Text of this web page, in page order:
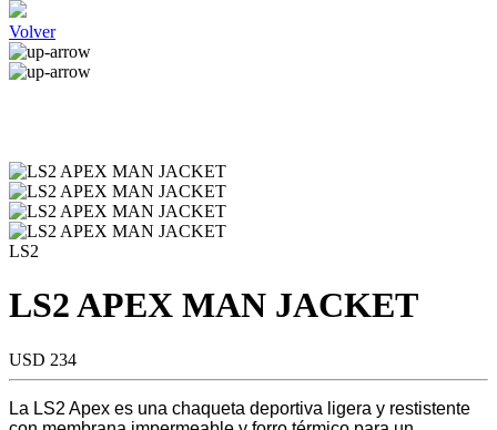
Volver
LS2
LS2 APEX MAN JACKET
USD 234
La LS2 Apex es una chaqueta deportiva ligera y restistente